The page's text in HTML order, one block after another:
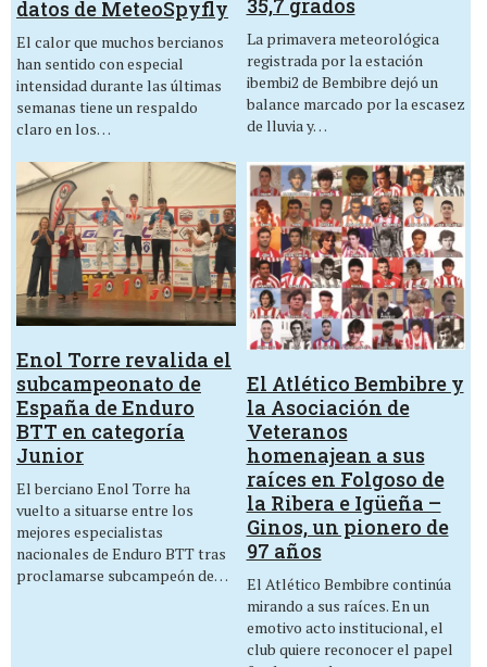
datos de MeteoSpyfly
El calor que muchos bercianos
han sentido con especial
intensidad durante las últimas
semanas tiene un respaldo
claro en los…
35,7 grados
La primavera meteorológica
registrada por la estación
ibembi2 de Bembibre dejó un
balance marcado por la escasez
de lluvia y…
Enol Torre revalida el
subcampeonato de
España de Enduro
BTT en categoría
Junior
El berciano Enol Torre ha
vuelto a situarse entre los
mejores especialistas
nacionales de Enduro BTT tras
proclamarse subcampeón de…
El Atlético Bembibre y
la Asociación de
Veteranos
homenajean a sus
raíces en Folgoso de
la Ribera e Igüeña –
Ginos, un pionero de
97 años
El Atlético Bembibre continúa
mirando a sus raíces. En un
emotivo acto institucional, el
club quiere reconocer el papel